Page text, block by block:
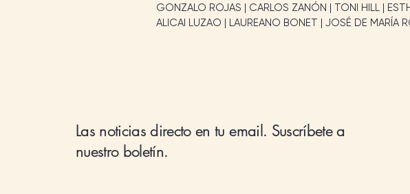
GONZALO ROJAS | CARLOS ZANÓN | TONI HILL |
ALICAI LUZAO | LAUREANO BONET | JOSÉ DE MARÍA
Las noticias directo en tu email. Suscríbete a
nuestro boletín.